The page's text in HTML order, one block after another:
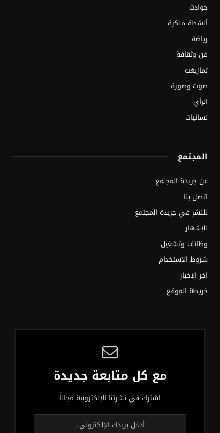
حوادث
أنشطة ملكية
رياضة
فن وثقافة
تمازيغت
صوت وصورة
الرأي
نسائيات
المجتمع
عن جريدة المجتمع
اتصل بنا
للنشر في جريدة المجتمع
للإشهار
وظائف وتشغيل
شروط الاستخدام
اخر الاخبار
خريطة الموقع
مع كل متابعة جديدة
اشترك في نشرتنا الإلكترونية مجاناً